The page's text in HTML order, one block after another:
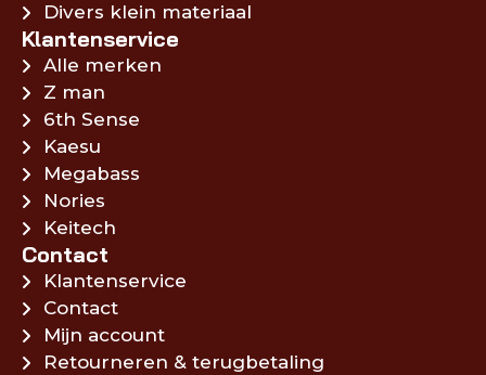
Divers klein materiaal
Klantenservice
Alle merken
Z man
6th Sense
Kaesu
Megabass
Nories
Keitech
Contact
Klantenservice
Contact
Mijn account
Retourneren & terugbetaling